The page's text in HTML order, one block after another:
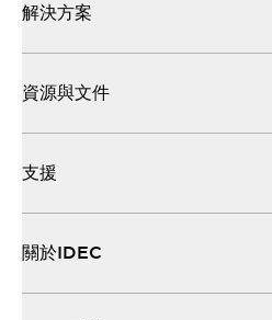
解決方案
資源與文件
支援
關於IDEC